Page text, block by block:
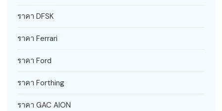
ราคา DFSK
ราคา Ferrari
ราคา Ford
ราคา Forthing
ราคา GAC AION